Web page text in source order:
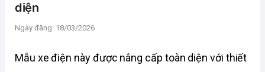
diện
Ngày đăng: 18/03/2026
Mẫu xe điện này được nâng cấp toàn diện với thiết